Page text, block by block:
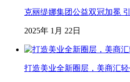
克丽缇娜集团公益双冠加冕
2025年 1月 22日
打造美业全新圈层，美商汇轻